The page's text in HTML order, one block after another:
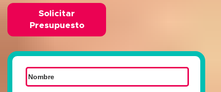
Solicitar
Presupuesto